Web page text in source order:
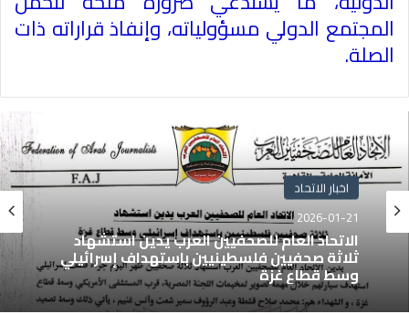
المجتمع الدولي مسؤولياته، وإنفاذ قراراته ذات
الصلة.
اخبار الاتحاد
2026-01-21
الاتحاد العام للصحفيين العرب يدين استشهاد
ثلاثة صحفيين فلسطينيين باستهداف إسرائيلي
وسط قطاع غزة